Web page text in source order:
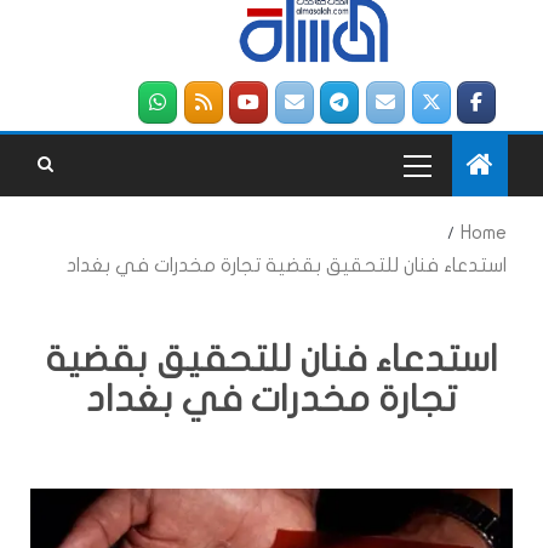
Home
استدعاء فنان للتحقيق بقضية تجارة مخدرات في بغداد
استدعاء فنان للتحقيق بقضية
تجارة مخدرات في بغداد